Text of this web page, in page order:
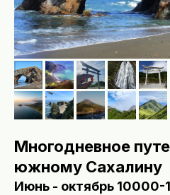
Многодневное
южному Сахалину
Июнь - октябрь 10000-